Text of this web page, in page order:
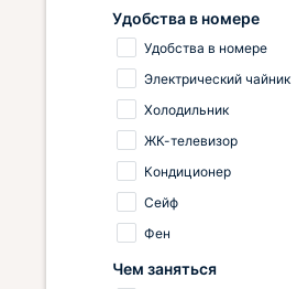
Удобства в номере
Удобства в номере
Электрический чайник
Холодильник
ЖК-телевизор
Кондиционер
Сейф
Фен
Чем заняться